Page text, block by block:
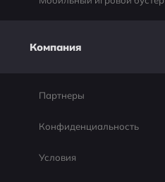
Компания
Партнеры
Конфиденциальность
Условия